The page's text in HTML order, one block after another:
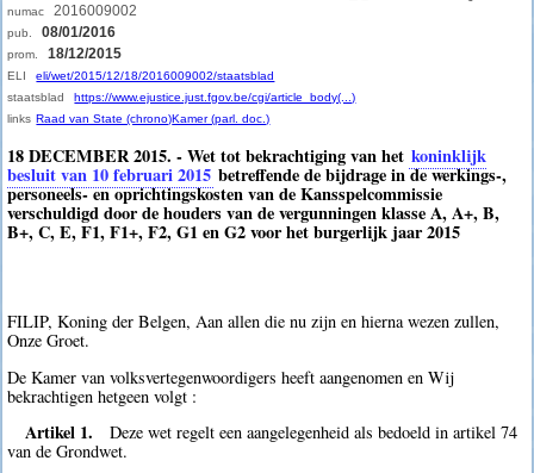
numac 2016009002
pub. 08/01/2016
prom. 18/12/2015
ELI
eli/wet/2015/12/18/2016009002/staatsblad
staatsblad
https://www.ejustice.just.fgov.be/cgi/article_body(...)
links Raad van State (chrono)Kamer (parl. doc.)
18 DECEMBER 2015. - Wet tot bekrachtiging van het koninklijk
besluit van 10 februari 2015 betreffende de bijdrage in de werkings-,
personeels- en oprichtingskosten van de Kansspelcommissie
verschuldigd door de houders van de vergunningen klasse A, A+, B,
B+, C, E, F1, F1+, F2, G1 en G2 voor het burgerlijk jaar 2015
FILIP, Koning der Belgen, Aan allen die nu zijn en hierna wezen zullen,
Onze Groet.
De Kamer van volksvertegenwoordigers heeft aangenomen en Wij
bekrachtigen hetgeen volgt :
Artikel 1.
Deze wet regelt een aangelegenheid als bedoeld in artikel 74
van de Grondwet.